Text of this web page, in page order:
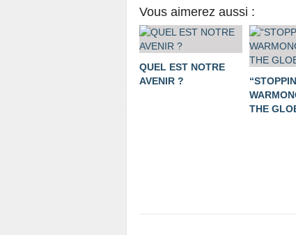
Vous aimerez aussi :
QUEL EST NOTRE
AVENIR ?
THE